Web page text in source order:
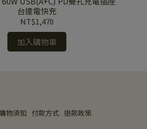
台達電快充
NT$1,470
加入購物車
購物須知 付款方式 退款政策